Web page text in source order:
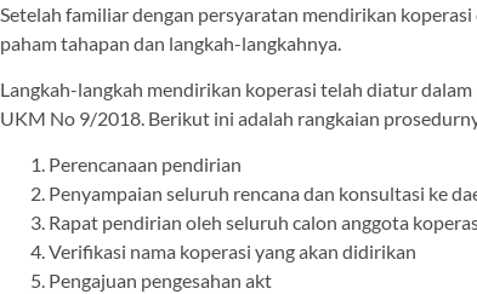
Setelah familiar dengan persyaratan mendirikan
paham tahapan dan langkah-langkahnya.
Langkah-langkah mendirikan koperasi telah diatur
UKM No 9/2018. Berikut ini adalah rangkaian
Perencanaan pendirian
Penyampaian seluruh rencana dan konsultasi ke
Rapat pendirian oleh seluruh calon anggota
Verifikasi nama koperasi yang akan didirikan
Pengajuan pengesahan akt